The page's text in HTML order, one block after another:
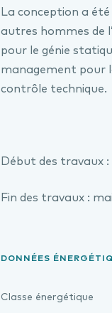
La conception a
autres hommes de
pour le génie
management pour
contrôle technique.
Début des travaux :
Fin des travaux :
DONNÉES
Classe énergétique